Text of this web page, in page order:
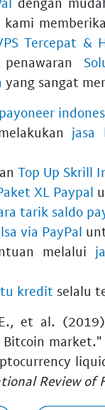
kami
Tercepat &
yang sangat
jasa
Top Up Skrill
XL Paypal
tarik saldo
via PayPal
melalui
kredit selalu
et al.
market."
Review of